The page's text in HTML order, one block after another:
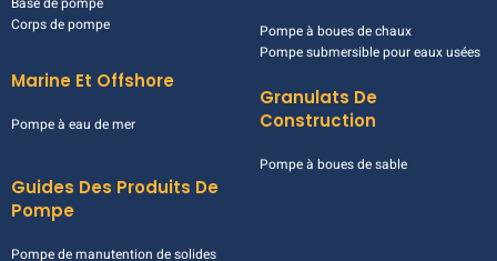
Corps de pompe
Marine Et Offshore
Pompe à eau de mer
Pompe à boues de chaux
Pompe submersible pour eaux usées
Granulats De
Construction
Pompe à boues de sable
Guides Des Produits De
Pompe
Pompe de manutention de solides